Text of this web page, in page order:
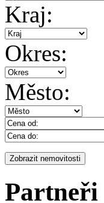
Kraj:
Okres:
Město:
Partneři